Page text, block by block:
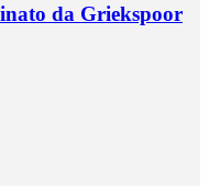
da Griekspoor